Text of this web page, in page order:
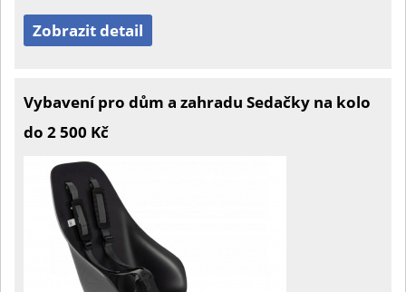
Zobrazit detail
Vybavení pro dům a zahradu Sedačky na kolo
do 2 500 Kč